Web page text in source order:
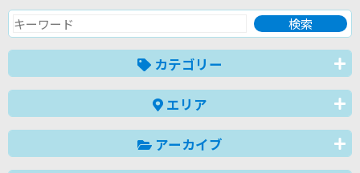
カテゴリー
エリア
アーカイブ